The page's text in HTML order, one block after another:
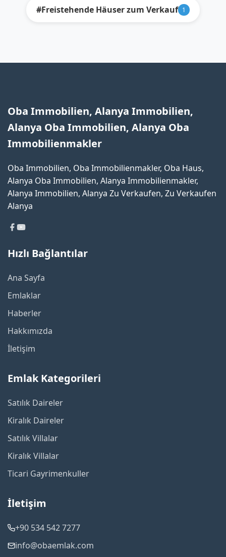
#Freistehende Häuser zum Verkauf 1
Oba Immobilien, Alanya Immobilien,
Alanya Oba Immobilien, Alanya Oba
Immobilienmakler
Oba Immobilien, Oba Immobilienmakler, Oba Haus,
Alanya Oba Immobilien, Alanya Immobilienmakler,
Alanya Immobilien, Alanya Zu Verkaufen, Zu Verkaufen
Alanya
Hızlı Bağlantılar
Ana Sayfa
Emlaklar
Haberler
Hakkımızda
İletişim
Emlak Kategorileri
Satılık Daireler
Kiralık Daireler
Satılık Villalar
Kiralık Villalar
Ticari Gayrimenkuller
İletişim
+90 534 542 7277
info@obaemlak.com